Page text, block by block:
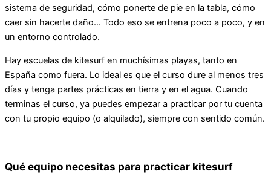
sistema de seguridad, cómo ponerte de pie en la tabla, cómo
caer sin hacerte daño… Todo eso se entrena poco a poco, y en
un entorno controlado.
Hay escuelas de kitesurf en muchísimas playas, tanto en
España como fuera. Lo ideal es que el curso dure al menos tres
días y tenga partes prácticas en tierra y en el agua. Cuando
terminas el curso, ya puedes empezar a practicar por tu cuenta
con tu propio equipo (o alquilado), siempre con sentido común.
Qué equipo necesitas para practicar kitesurf